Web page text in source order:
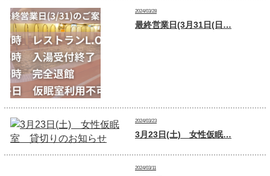
2024/03/28
最終営業日(3月31日(日…
2024/03/23
3月23日(土) 女性仮眠…
2024/03/11